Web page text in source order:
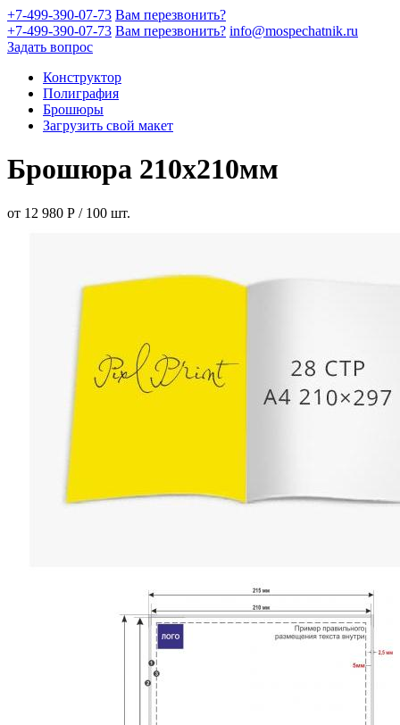
+7-499-390-07-73 Вам перезвонить?
+7-499-390-07-73 Вам перезвонить? info@mospechatnik.ru
Задать вопрос
Конструктор
Полиграфия
Брошюры
Загрузить свой макет
Брошюра 210х210мм
от 12 980 Р / 100 шт.